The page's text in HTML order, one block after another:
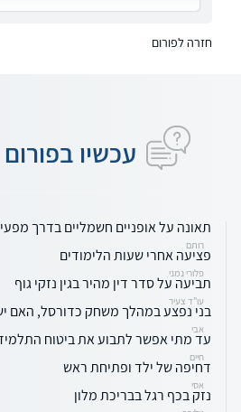
חזרה לפורום
עכשיו בפורום
תאונה על אופניים חשמליים בדרך
רותם
פציעה אחרי שעות הלימודים
פלורי נמני
תביעה על סדר דין מהיר בגין נזקי גוף
עו"ד צעיר
בני נפצע במהלך משחק כדורסל, האם
אבי
עד מתי אפשר לתבוע את ביטוח
חיים
דחיפה של ילד ופתיחת ראש
אסי
נזק בכף רגל בבריכת מלון